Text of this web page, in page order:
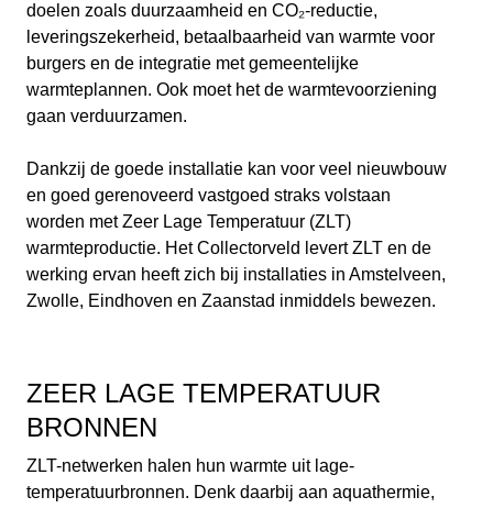
doelen zoals duurzaamheid en CO₂-reductie,
leveringszekerheid, betaalbaarheid van warmte voor
burgers en de integratie met gemeentelijke
warmteplannen. Ook moet het de warmtevoorziening
gaan verduurzamen.
Dankzij de goede installatie kan voor veel nieuwbouw
en goed gerenoveerd vastgoed straks volstaan
worden met Zeer Lage Temperatuur (ZLT)
warmteproductie. Het Collectorveld levert ZLT en de
werking ervan heeft zich bij installaties in Amstelveen,
Zwolle, Eindhoven en Zaanstad inmiddels bewezen.
ZEER LAGE TEMPERATUUR
BRONNEN
ZLT-netwerken halen hun warmte uit lage-
temperatuurbronnen. Denk daarbij aan aquathermie,